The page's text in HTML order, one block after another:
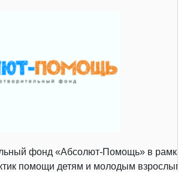
фонд «Абсолют-Помощь» в рамках
помощи детям и молодым взрослым